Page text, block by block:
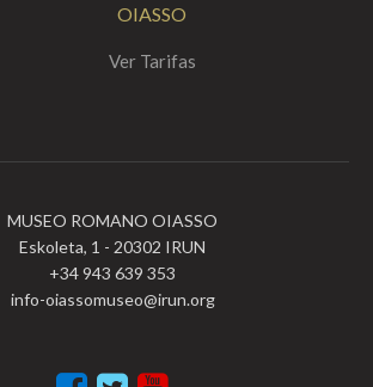
OIASSO
Ver Tarifas
MUSEO ROMANO OIASSO
Eskoleta, 1 - 20302 IRUN
+34 943 639 353
info-oiassomuseo@irun.org